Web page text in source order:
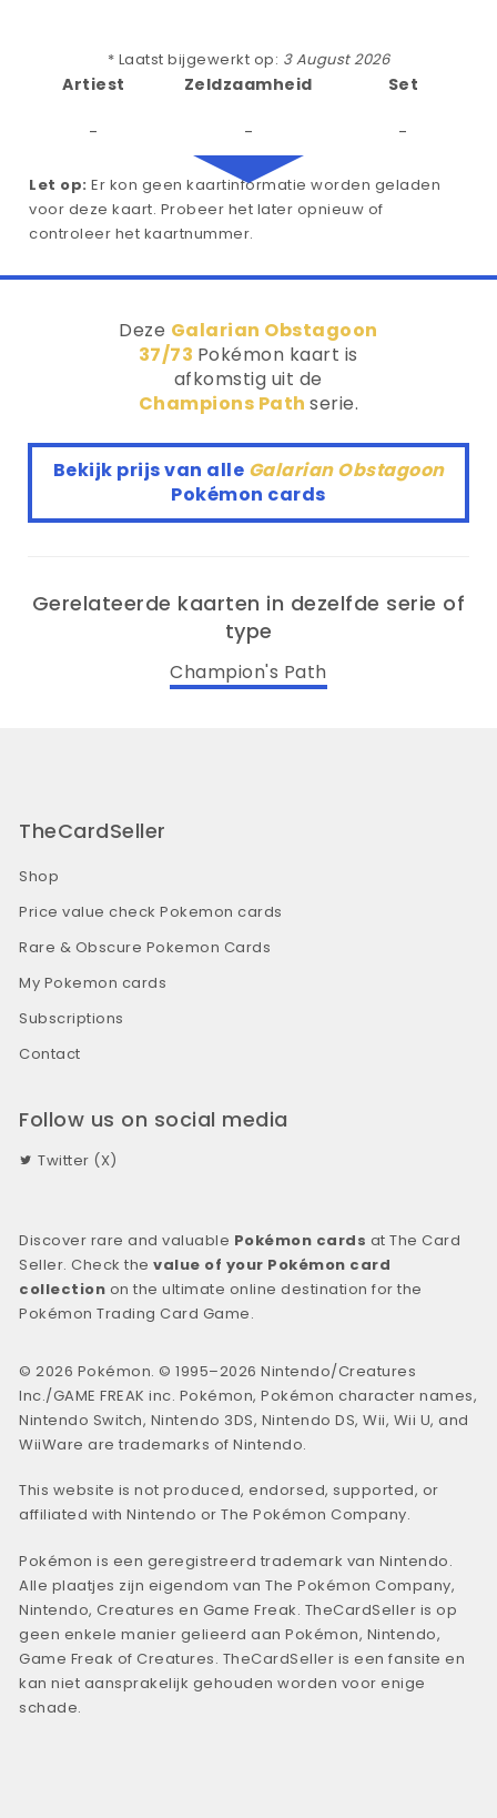
* Laatst bijgewerkt op: 3 August 2026
Artiest
-
Zeldzaamheid
-
Set
-
Let op: Er kon geen kaartinformatie worden geladen
voor deze kaart. Probeer het later opnieuw of
controleer het kaartnummer.
Deze Galarian Obstagoon
37/73 Pokémon kaart is
afkomstig uit de
Champions Pathserie.
Bekijk prijs van alle Galarian Obstagoon
Pokémon cards
Gerelateerde kaarten in dezelfde serie of
type
Champion's Path
TheCardSeller
Shop
Price value check Pokemon cards
Rare & Obscure Pokemon Cards
My Pokemon cards
Subscriptions
Contact
Follow us on social media
Twitter (X)
Discover rare and valuable Pokémon cards at The Card
Seller. Check thevalue of your Pokémon card
collection on the ultimate online destination for the
Pokémon Trading Card Game.
© 2026 Pokémon. © 1995–2026 Nintendo/Creatures
Inc./GAME FREAK inc. Pokémon, Pokémon character names,
Nintendo Switch, Nintendo 3DS, Nintendo DS, Wii, Wii U, and
WiiWare are trademarks of Nintendo.
This website is not produced, endorsed, supported, or
affiliated with Nintendo or The Pokémon Company.
Pokémon is een geregistreerd trademark van Nintendo.
Alle plaatjes zijn eigendom van The Pokémon Company,
Nintendo, Creatures en Game Freak. TheCardSeller is op
geen enkele manier gelieerd aan Pokémon, Nintendo,
Game Freak of Creatures. TheCardSeller is een fansite en
kan niet aansprakelijk gehouden worden voor enige
schade.